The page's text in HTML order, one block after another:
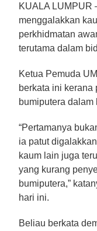
KUALA LUMPUR
menggalakkan
perkhidmatan
terutama dalam
Ketua Pemuda
berkata ini kerana
bumiputera
“Pertamanya
ia patut
kaum lain juga
yang kurang
bumiputera,”
hari ini.
Beliau berkata